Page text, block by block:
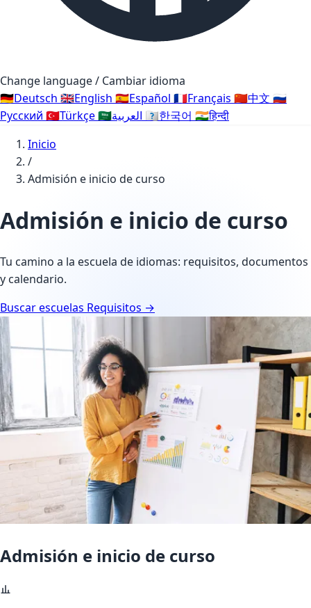
Change language / Cambiar idioma
🇩🇪Deutsch 🇬🇧English 🇪🇸Español 🇫🇷Français 🇨🇳中文 🇷🇺
Русский 🇹🇷Türkçe🇸🇦 🇰🇷한국어 🇮🇳हिन्दी
Inicio
/
Admisión e inicio de curso
Admisión e inicio de curso
Tu camino a la escuela de idiomas: requisitos, documentos
y calendario.
Buscar escuelas Requisitos →
Admisión e inicio de curso